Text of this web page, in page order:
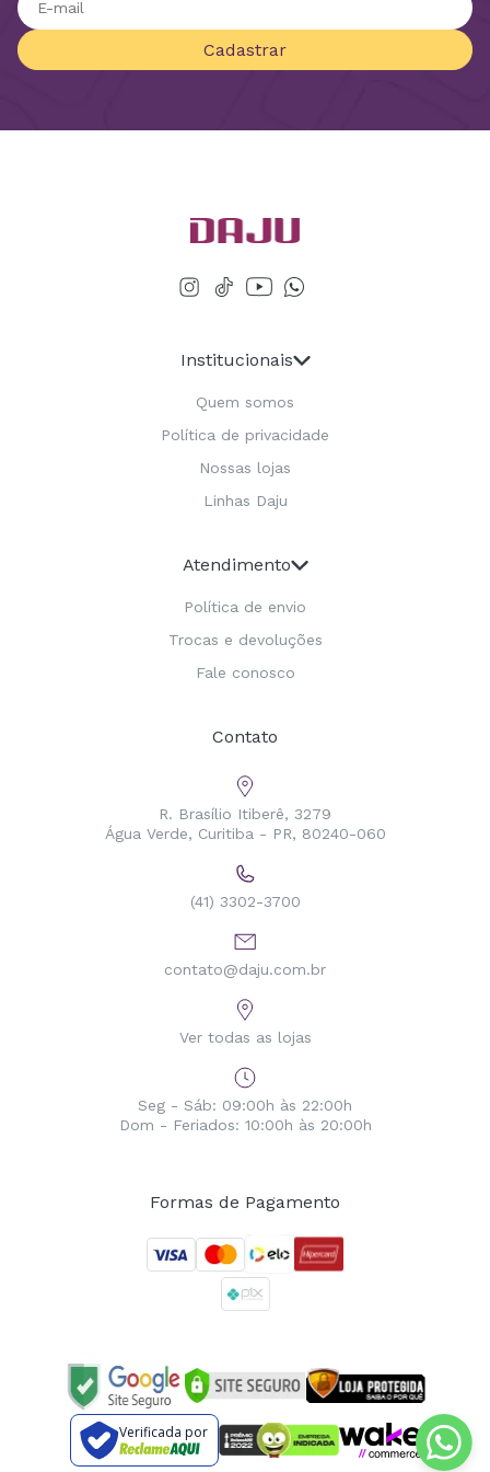
Cadastrar
Institucionais
Quem somos
Política de privacidade
Nossas lojas
Linhas Daju
Atendimento
Política de envio
Trocas e devoluções
Fale conosco
Contato
R. Brasílio Itiberê, 3279
Água Verde, Curitiba - PR, 80240-060
(41) 3302-3700
contato@daju.com.br
Ver todas as lojas
Seg - Sáb: 09:00h às 22:00h
Dom - Feriados: 10:00h às 20:00h
Formas de Pagamento
Verificada por